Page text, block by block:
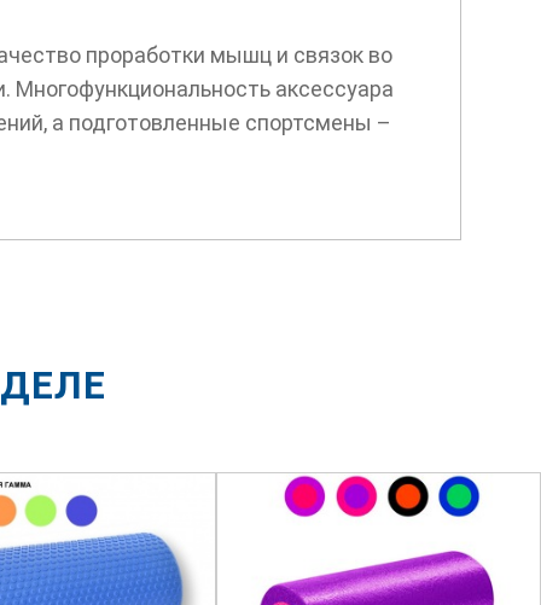
проработки мышц и связок во
аксессуара
а подготовленные спортсмены –